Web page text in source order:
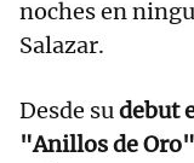
noches en
Salazar.
Desde sudebut
"Anillos de